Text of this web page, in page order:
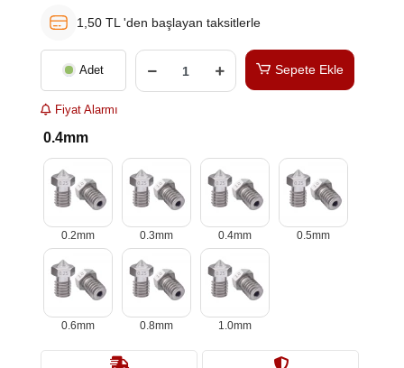
1,50 TL 'den başlayan taksitlerle
Adet Sepete Ekle
Fiyat Alarmı
0.4mm
0.2mm 0.3mm 0.4mm 0.5mm
0.6mm 0.8mm 1.0mm